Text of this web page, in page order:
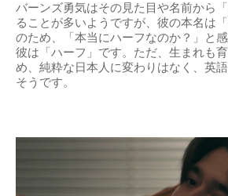
バーンズ勇気はその見た目や名前から
ることが多いようですが、彼の本名は
のため、「本当にハーフなのか？」と感
彼は「ハーフ」です。ただ、生まれも
め、純粋な日本人に変わりはなく、英
そうです。